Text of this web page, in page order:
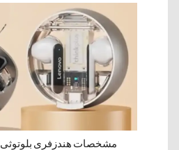
مشخصات هندزفری بلوتوثی Livepods L8 pro